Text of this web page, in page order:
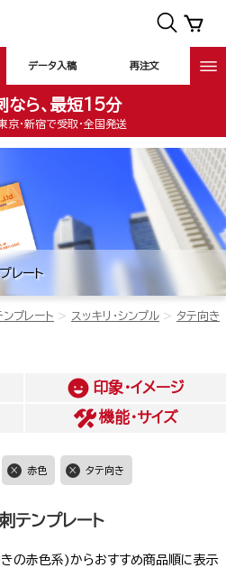
データ入稿 再注文
なら、最短15分
京・新宿で受取・全国発送
レート
プレート スッキリ・シンプル
タテ向き
印象・イメージ
機能・サイズ
赤色 タテ向き
テンプレート
きの赤色系)からおすすめ商品順に表示